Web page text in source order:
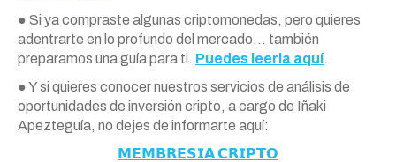
● Si ya compraste algunas criptomonedas, pero quieres
adentrarte en lo profundo del mercado… también
preparamos una guía para ti. Puedes leerla aquí.
● Y si quieres conocer nuestros servicios de análisis de
oportunidades de inversión cripto, a cargo de Iñaki
Apezteguía, no dejes de informarte aquí:
𝗠𝗘𝗠𝗕𝗥𝗘𝗦𝗜𝗔 𝗖𝗥𝗜𝗣𝗧𝗢